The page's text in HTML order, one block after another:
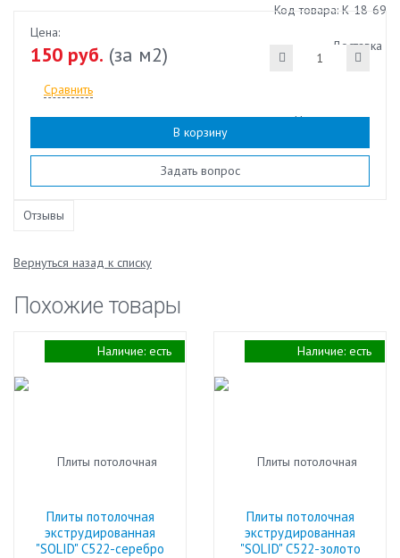
Наличие:есть
Код товара: К-18-69
Доставка
Цена:
150 руб. (за м2)
Сравнить
В корзину
Задать вопрос
Отзывы
Вернуться назад к списку
Похожие товары
Плиты потолочная
экструдированная
"SOLID" С522-серебро
Наличие: есть
Плиты потолочная
экструдированная
"SOLID" С522-золото
Наличие: есть